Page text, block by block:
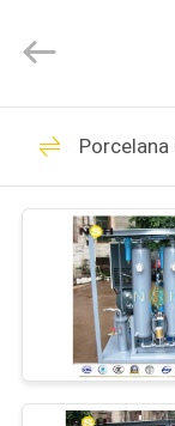
HOGAR
SOBRE
VIAJE
Purifier
Manufacture
All
Reserved.
Porcelana